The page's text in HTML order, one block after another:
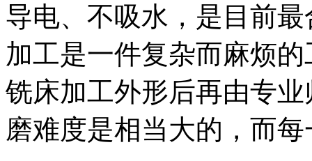
导电、不吸水，是目前
加工是一件复杂而麻烦
铣床加工外形后再由专
磨难度是相当大的，而